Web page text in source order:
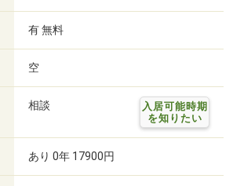
有 無料
空
相談
入居可能時期
を知りたい
あり 0年 17900円